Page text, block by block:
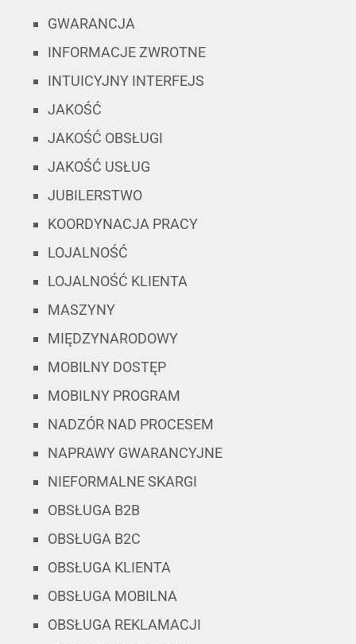
GWARANCJA
INFORMACJE ZWROTNE
INTUICYJNY INTERFEJS
JAKOŚĆ
JAKOŚĆ OBSŁUGI
JAKOŚĆ USŁUG
JUBILERSTWO
KOORDYNACJA PRACY
LOJALNOŚĆ
LOJALNOŚĆ KLIENTA
MASZYNY
MIĘDZYNARODOWY
MOBILNY DOSTĘP
MOBILNY PROGRAM
NADZÓR NAD PROCESEM
NAPRAWY GWARANCYJNE
NIEFORMALNE SKARGI
OBSŁUGA B2B
OBSŁUGA B2C
OBSŁUGA KLIENTA
OBSŁUGA MOBILNA
OBSŁUGA REKLAMACJI